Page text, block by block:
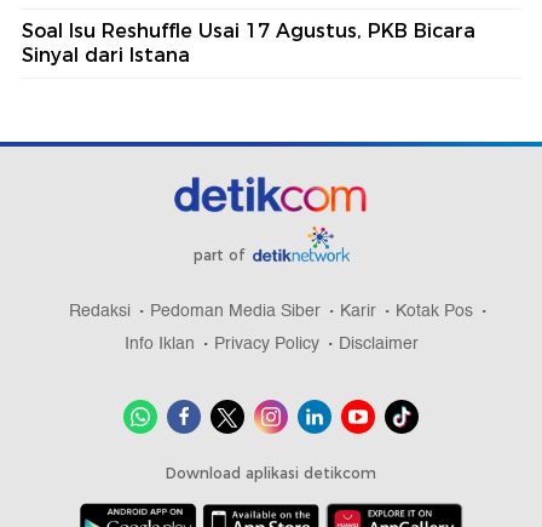
Soal Isu Reshuffle Usai 17 Agustus, PKB Bicara
Sinyal dari Istana
part of
Redaksi Pedoman Media Siber Karir
Kotak Pos
Info Iklan
Privacy Policy Disclaimer
Download aplikasi detikcom